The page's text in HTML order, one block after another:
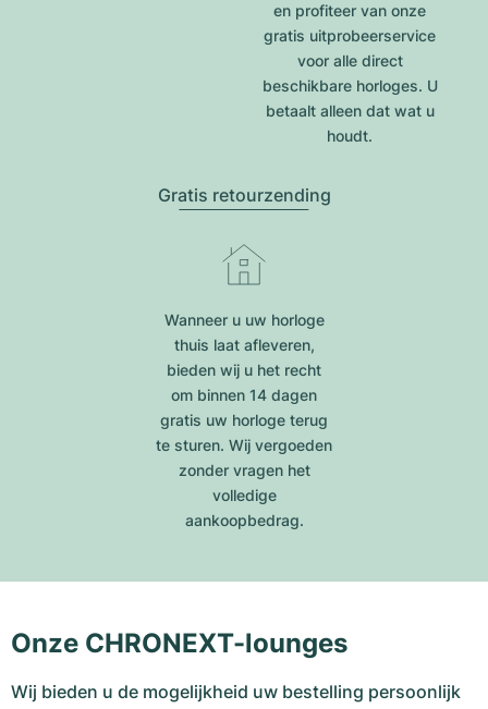
en profiteer van onze
gratis uitprobeerservice
voor alle direct
beschikbare horloges. U
betaalt alleen dat wat u
houdt.
Gratis retourzending
Wanneer u uw horloge
thuis laat afleveren,
bieden wij u het recht
om binnen 14 dagen
gratis uw horloge terug
te sturen. Wij vergoeden
zonder vragen het
volledige
aankoopbedrag.
Onze CHRONEXT-lounges
Wij bieden u de mogelijkheid uw bestelling persoonlijk